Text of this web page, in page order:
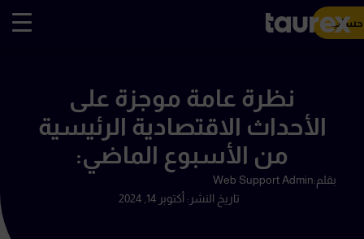
حساب
نظرة عامة موجزة على
الأحداث الاقتصادية الرئيسية
من الأسبوع الماضي:
بقلم:Web Support Admin
تاريخ النشر: أكتوبر 14, 2024